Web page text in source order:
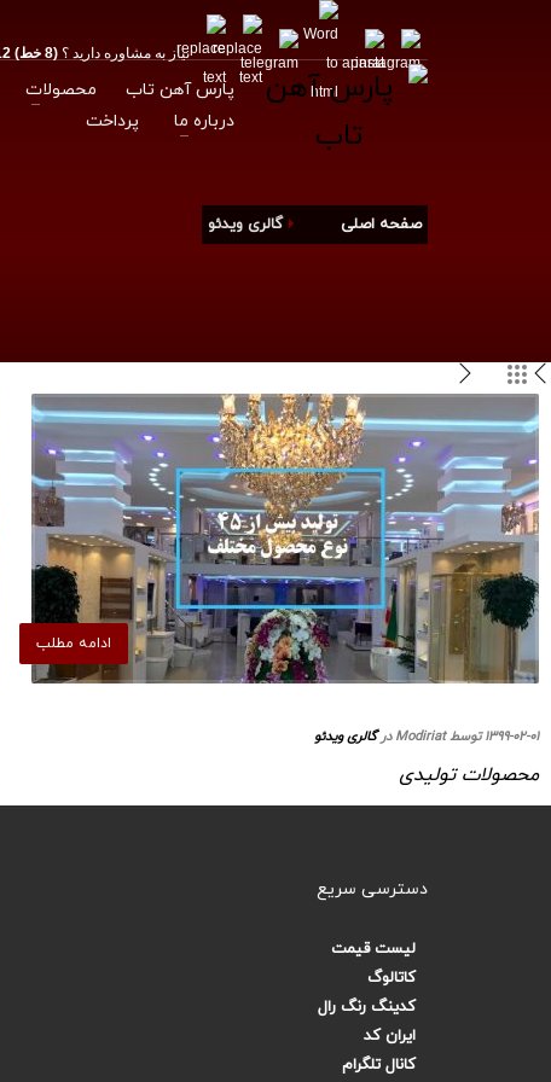
نیاز به مشاوره دارید ؟ (8 خط) 02188175012
پارس آهن تاب محصولات
درباره ما
پرداخت
صفحه اصلی گالری ویدئو
ادامه مطلب
۱۳۹۹-۰۲-۰۱ توسط Modiriat در گالری ویدئو
محصولات تولیدی
دسترسی سریع
لیست قیمت
کاتالوگ
کدینگ رنگ رال
ایران کد
کانال تلگرام